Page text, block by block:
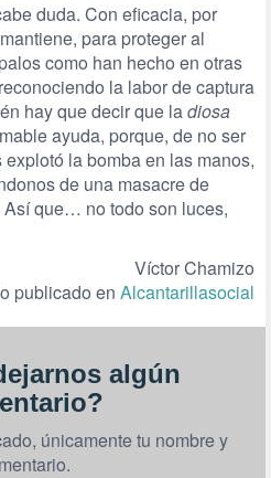
duda. Con eficacia, por
para proteger al
como han hecho en otras
la labor de captura
hay que decir que ladiosa
ayuda, porque, de no ser
la bomba en las manos,
de una masacre de
que… no todo son luces,
Víctor Chamizo
publicado en Alcantarillasocial
algún
únicamente tu nombre y